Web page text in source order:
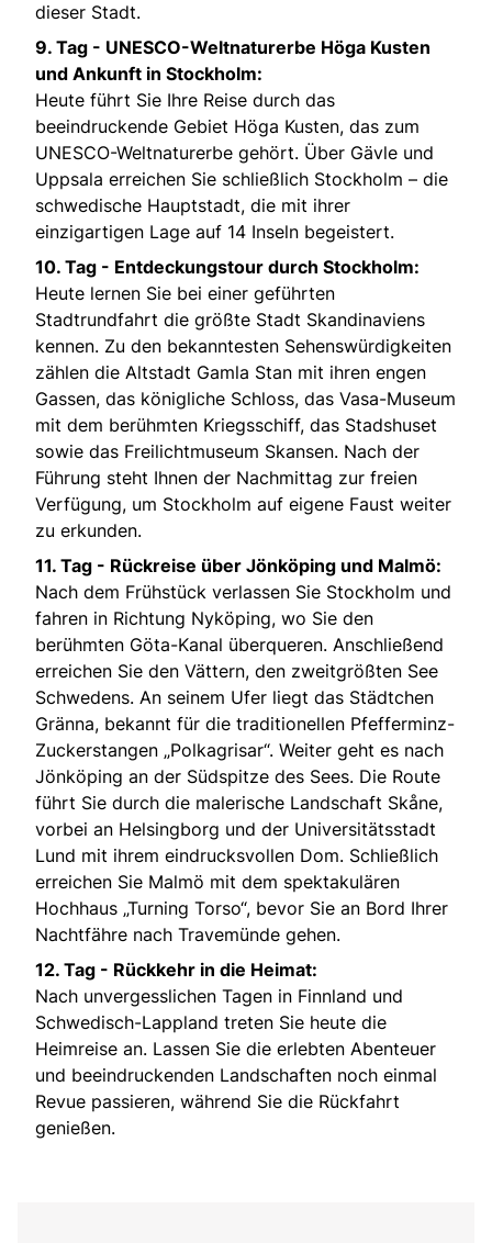
dieser Stadt.
9. Tag - UNESCO-Weltnaturerbe Höga Kusten
und Ankunft in Stockholm:
Heute führt Sie Ihre Reise durch das
beeindruckende Gebiet Höga Kusten, das zum
UNESCO-Weltnaturerbe gehört. Über Gävle und
Uppsala erreichen Sie schließlich Stockholm – die
schwedische Hauptstadt, die mit ihrer
einzigartigen Lage auf 14 Inseln begeistert.
10. Tag - Entdeckungstour durch Stockholm:
Heute lernen Sie bei einer geführten
Stadtrundfahrt die größte Stadt Skandinaviens
kennen. Zu den bekanntesten Sehenswürdigkeiten
zählen die Altstadt Gamla Stan mit ihren engen
Gassen, das königliche Schloss, das Vasa-Museum
mit dem berühmten Kriegsschiff, das Stadshuset
sowie das Freilichtmuseum Skansen. Nach der
Führung steht Ihnen der Nachmittag zur freien
Verfügung, um Stockholm auf eigene Faust weiter
zu erkunden.
11. Tag - Rückreise über Jönköping und Malmö:
Nach dem Frühstück verlassen Sie Stockholm und
fahren in Richtung Nyköping, wo Sie den
berühmten Göta-Kanal überqueren. Anschließend
erreichen Sie den Vättern, den zweitgrößten See
Schwedens. An seinem Ufer liegt das Städtchen
Gränna, bekannt für die traditionellen Pfefferminz-
Zuckerstangen „Polkagrisar“. Weiter geht es nach
Jönköping an der Südspitze des Sees. Die Route
führt Sie durch die malerische Landschaft Skåne,
vorbei an Helsingborg und der Universitätsstadt
Lund mit ihrem eindrucksvollen Dom. Schließlich
erreichen Sie Malmö mit dem spektakulären
Hochhaus „Turning Torso“, bevor Sie an Bord Ihrer
Nachtfähre nach Travemünde gehen.
12. Tag - Rückkehr in die Heimat:
Nach unvergesslichen Tagen in Finnland und
Schwedisch-Lappland treten Sie heute die
Heimreise an. Lassen Sie die erlebten Abenteuer
und beeindruckenden Landschaften noch einmal
Revue passieren, während Sie die Rückfahrt
genießen.